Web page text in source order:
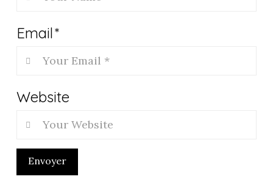
Email*
Website
Envoyer